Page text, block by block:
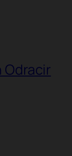
Odracir